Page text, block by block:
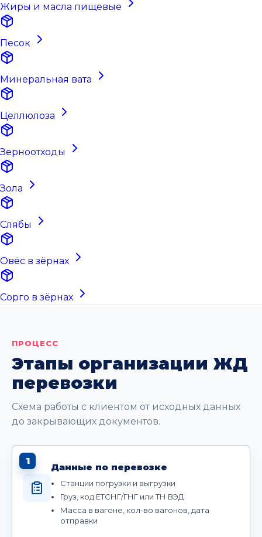
Жиры и масла пищевые
Песок
Минеральная вата
Целлюлоза
Зерноотходы
Зола
Слябы
Овёс в зёрнах
Сорго в зёрнах
ПРОЦЕСС
Этапы организации ЖД
перевозки
Схема работы с клиентом от исходных данных
до закрывающих документов.
1
Данные по перевозке
Станции погрузки и выгрузки
Груз, код ЕТСНГ/ГНГ или ТН ВЭД
Масса в вагоне, кол-во вагонов, дата
отправки